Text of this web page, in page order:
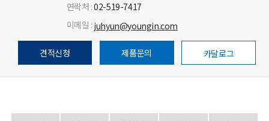
연락처 :02-519-7417
이메일 : juhyun@youngin.com
견적신청 제품문의 카달로그